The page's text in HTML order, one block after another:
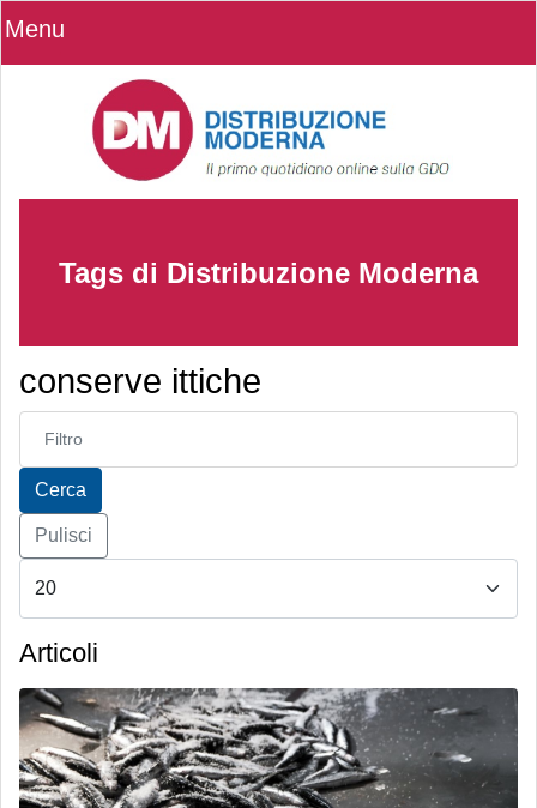
Menu
Tags di Distribuzione Moderna
conserve ittiche
Inserisci parte del titolo
Cerca
Pulisci
Articoli